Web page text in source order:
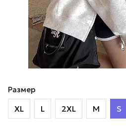
Размер
XL L 2XL M S